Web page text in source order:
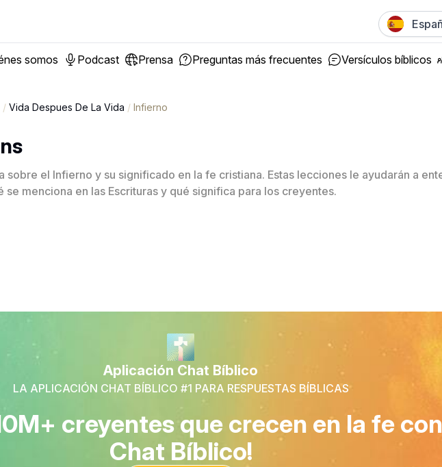
somos Podcast Prensa Preguntas más frecuentes Versículos bíblicos
/ Vida Despues De La Vida / Infierno
sobre el Infierno y su significado en la fe cristiana. Estas lecciones le ayudarán a
menciona en las Escrituras y qué significa para los creyentes.
Aplicación Chat Bíblico
LA APLICACIÓN CHAT BÍBLICO #1 PARA RESPUESTAS BÍBLICAS
creyentes que crecen en la fe
Chat Bíblico!